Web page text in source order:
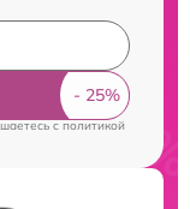
cполитикой